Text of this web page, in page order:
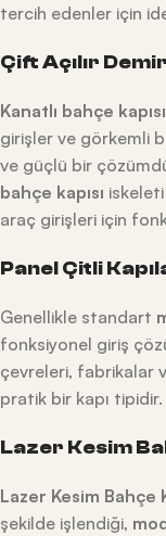
tercih edenler için
Çift Açılır
Kanatlı bahçe kapısı
girişler ve görkemli
ve güçlü bir
bahçe kapısı
araç girişleri için
Panel Çitli
Genellikle standart
fonksiyonel giriş
çevreleri, fabrikalar
pratik bir kapı tipidir.
Lazer Kesim
Lazer Kesim Bahçe
şekilde işlendiği,